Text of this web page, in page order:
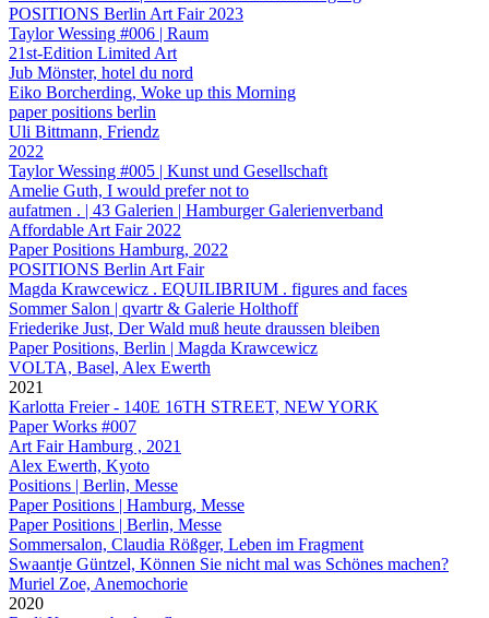
POSITIONS Berlin Art Fair 2023
Taylor Wessing #006 | Raum
21st-Edition Limited Art
Jub Mönster, hotel du nord
Eiko Borcherding, Woke up this Morning
paper positions berlin
Uli Bittmann, Friendz
2022
Taylor Wessing #005 | Kunst und Gesellschaft
Amelie Guth, I would prefer not to
aufatmen . | 43 Galerien | Hamburger Galerienverband
Affordable Art Fair 2022
Paper Positions Hamburg, 2022
POSITIONS Berlin Art Fair
Magda Krawcewicz . EQUILIBRIUM . figures and faces
Sommer Salon | qvartr & Galerie Holthoff
Friederike Just, Der Wald muß heute draussen bleiben
Paper Positions, Berlin | Magda Krawcewicz
VOLTA, Basel, Alex Ewerth
2021
Karlotta Freier - 140E 16TH STREET, NEW YORK
Paper Works #007
Art Fair Hamburg , 2021
Alex Ewerth, Kyoto
Positions | Berlin, Messe
Paper Positions | Hamburg, Messe
Paper Positions | Berlin, Messe
Sommersalon, Claudia Rößger, Leben im Fragment
Swaantje Güntzel, Können Sie nicht mal was Schönes machen?
Muriel Zoe, Anemochorie
2020